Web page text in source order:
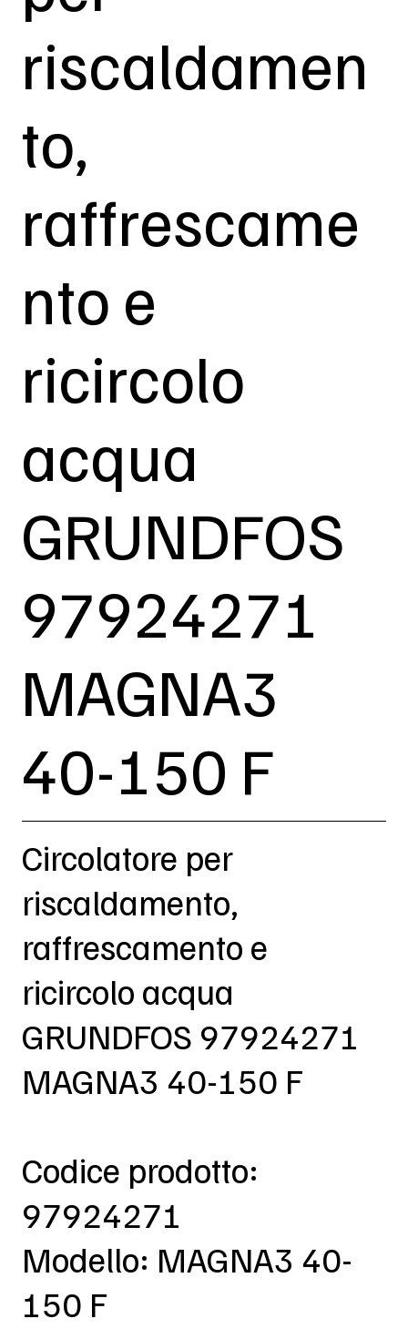
riscaldamen
to,
raffrescame
nto e
ricircolo
acqua
GRUNDFOS
97924271
MAGNA3
40-150 F
Circolatore per
riscaldamento,
raffrescamento e
ricircolo acqua
GRUNDFOS 97924271
MAGNA3 40-150 F
Codice prodotto:
97924271
Modello: MAGNA3 40-
150 F